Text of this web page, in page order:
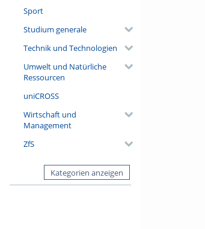
Sport
Studium generale
Technik und Technologien
Umwelt und Natürliche
Ressourcen
uniCROSS
Wirtschaft und
Management
ZfS
Kategorien anzeigen